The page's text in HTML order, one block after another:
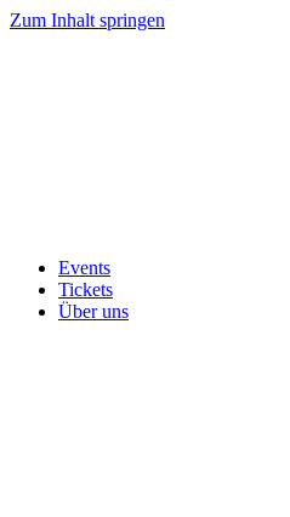
Zum Inhalt springen
Events
Tickets
Über uns